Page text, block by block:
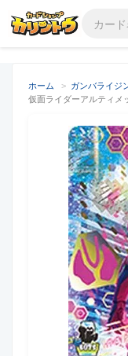
ホーム > ガンバライジ
仮面ライダーアルティメ